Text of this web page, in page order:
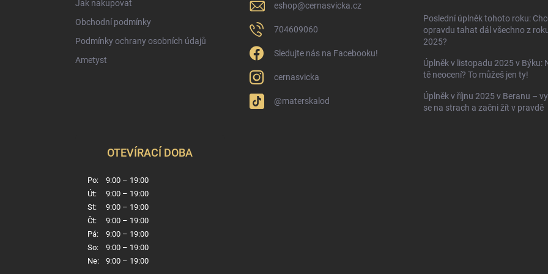
Jak nakupovat
Obchodní podmínky
Podmínky ochrany osobních údajů
Ametyst
eshop@cernasvicka.cz
704609060
Sledujte nás na Facebooku!
cernasvicka
@materskalod
Poslední úplněk tohoto roku:
opravdu tahat dál všechno z
2025?
Úplněk v listopadu 2025 v Býku:
tě neocení? To můžeš jen ty!
Úplněk v říjnu 2025 v Beranu –
se na strach a začni žít v pravdě
OTEVÍRACÍ DOBA
Po:
9:00 – 19:00
Út:
9:00 – 19:00
St:
9:00 – 19:00
Čt:
9:00 – 19:00
Pá:
9:00 – 19:00
So:
9:00 – 19:00
Ne:
9:00 – 19:00